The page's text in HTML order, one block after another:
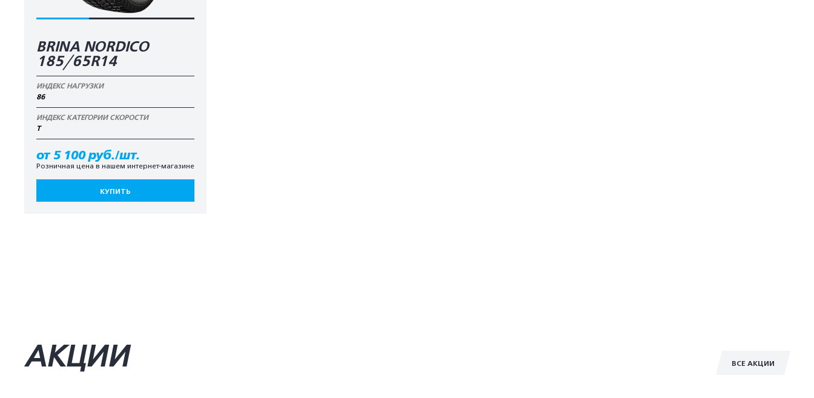
BRINA NORDICO
185/65R14
ИНДЕКС НАГРУЗКИ
86
ИНДЕКС КАТЕГОРИИ СКОРОСТИ
T
от 5 100 руб./шт.
Розничная цена в нашем интернет-магазине
КУПИТЬ
ВСЕ АКЦИИ
АКЦИИ